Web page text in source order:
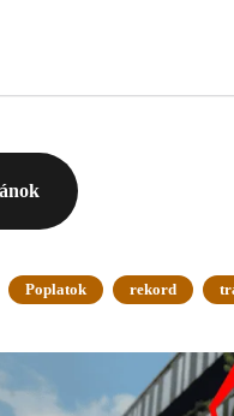
Poplatok rekord